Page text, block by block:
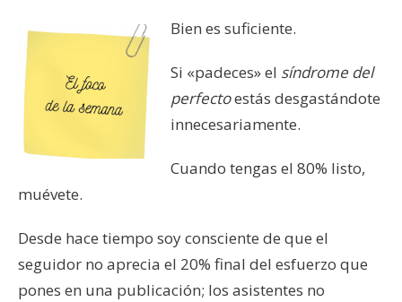
Bien es suficiente.
Si «padeces» el síndrome del
perfectoestás desgastándote
innecesariamente.
Cuando tengas el 80% listo,
muévete.
Desde hace tiempo soy consciente de que el
seguidor no aprecia el 20% final del esfuerzo que
pones en una publicación; los asistentes no